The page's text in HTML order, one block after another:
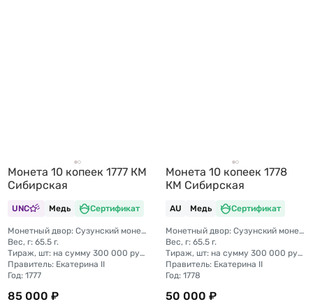
Монета 10 копеек 1777 КМ
Сибирская
UNC Медь Сертификат
Монетный двор: Сузунский монетный двор (Сибирь)
Вес, г: 65.5 г.
Тираж, шт: на сумму 300 000 рублей (сумма 10 копеек + 5 копеек +2 копейки + 1 копейка + денга + полушка)
Правитель: Екатерина II
Год: 1777
85 000 ₽
Монета 10 копеек 1778
КМ Сибирская
AU Медь Сертификат
Монетный двор: Сузунский монетный двор (Сибирь)
Вес, г: 65.5 г.
Тираж, шт: на сумму 300 000 рублей (сумма 10 копеек + 5 копеек +2 копейки + 1 копейка + денга + полушка)
Правитель: Екатерина II
Год: 1778
50 000 ₽